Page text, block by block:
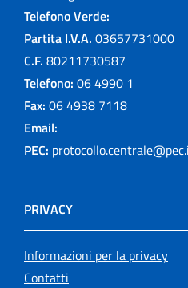
Telefono Verde:
Partita I.V.A. 03657731000
C.F. 80211730587
Telefono: 06 4990 1
Fax: 06 4938 7118
Email:
PEC:
PRIVACY
Informazioni per la privacy
Contatti